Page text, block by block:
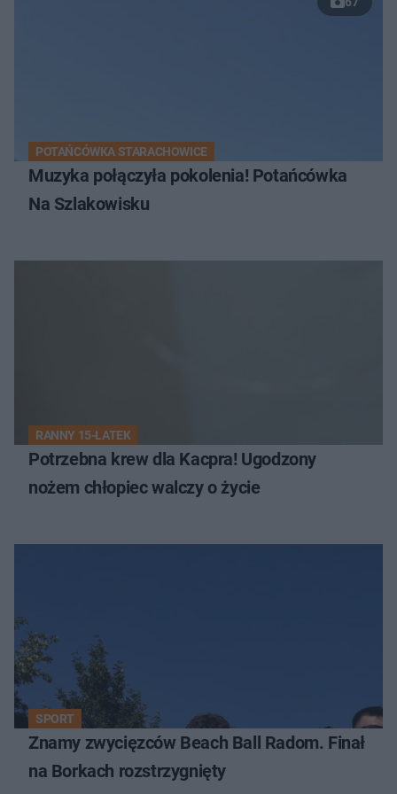
POTAŃCÓWKA STARACHOWICE
Muzyka połączyła pokolenia! Potańcówka
Na Szlakowisku
RANNY 15-LATEK
Potrzebna krew dla Kacpra! Ugodzony
nożem chłopiec walczy o życie
SPORT
Znamy zwycięzców Beach Ball Radom. Finał
na Borkach rozstrzygnięty